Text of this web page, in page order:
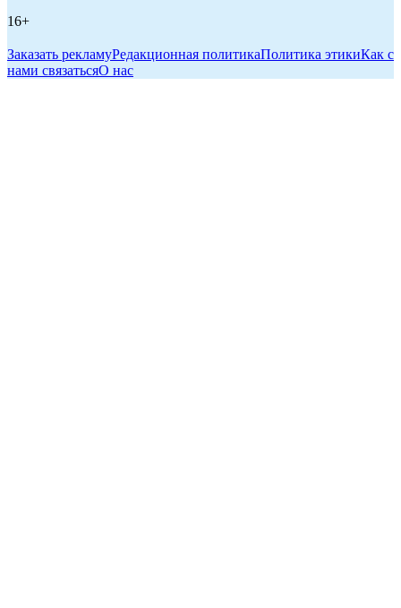
16+
Заказать рекламуРедакционная политикаПолитика этикиКак с
нами связатьсяО нас